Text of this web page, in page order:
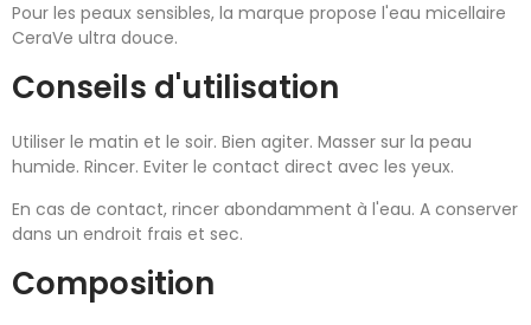
Pour les peaux sensibles, la marque propose l'eau micellaire
CeraVe ultra douce.
Conseils d'utilisation
Utiliser le matin et le soir. Bien agiter. Masser sur la peau
humide. Rincer. Eviter le contact direct avec les yeux.
En cas de contact, rincer abondamment à l'eau. A conserver
dans un endroit frais et sec.
Composition